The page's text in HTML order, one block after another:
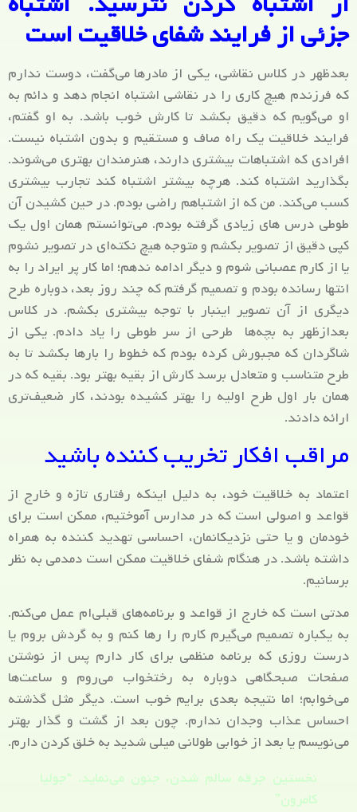
جزئی از فرایند شفای خلاقیت است
بعدظهر در کلاس نقاشی، یکی از مادرها می‌گفت، دوست ندارم
که فرزندم هیچ کاری را در نقاشی اشتباه انجام دهد و دائم به
او می‌گویم که دقیق بکشد تا کارش خوب باشد. به او گفتم،
فرایند خلاقیت یک راه صاف و مستقیم و بدون اشتباه نیست.
افرادی که اشتباهات بیشتری دارند، هنرمندان بهتری می‌شوند.
بگذارید اشتباه کند. هرچه بیشتر اشتباه کند تجارب بیشتری
کسب می‌کند. من که از اشتباهم راضی بودم. در حین کشیدن آن
طوطی درس های زیادی گرفته بودم. می‌توانستم همان اول یک
کپی دقیق از تصویر بکشم و متوجه هیچ نکته‌ای در تصویر نشوم
یا از کارم عصبانی شوم و دیگر ادامه ندهم؛ اما کار پر ایراد را به
انتها رسانده بودم و تصمیم گرفتم که چند روز بعد، دوباره طرح
دیگری از آن تصویر اینبار با توجه بیشتری بکشم. در کلاس
بعدازظهر به بچه‌ها طرحی از سر طوطی را یاد دادم. یکی از
شاگردان که مجبورش کرده بودم که خطوط را بارها بکشد تا به
طرح متناسب و متعادل برسد کارش از بقیه بهتر بود. بقیه که در
همان بار اول طرح اولیه را بهتر کشیده بودند، کار ضعیف‌تری
ارائه دادند.
مراقب افکار تخریب کننده باشید
اعتماد به خلاقیت خود، به دلیل اینکه رفتاری تازه و خارج از
قواعد و اصولی است که در مدارس آموختیم، ممکن است برای
خودمان و یا حتی نزدیکانمان، احساسی تهدید کننده به همراه
داشته باشد. در هنگام شفای خلاقیت ممکن است دمدمی به نظر
برسانیم.
مدتی است که خارج از قواعد و برنامه‌های قبلی‌ام عمل می‌کنم.
به یکباره تصمیم می‌گیرم کارم را رها کنم و به گردش بروم یا
درست روزی که برنامه منظمی برای کار دارم پس از نوشتن
صفحات صبحگاهی دوباره به رختخواب می‌روم و ساعت‌ها
می‌خوابم؛ اما نتیجه بعدی برایم خوب است. دیگر مثل گذشته
احساس عذاب وجدان ندارم. چون بعد از گشت و گذار بهتر
می‌نویسم یا بعد از خوابی طولانی میلی شدید به خلق کردن دارم.
نخستین جرقه سالم شدن، جنون می‌نماید. “جولیا
کامرون”